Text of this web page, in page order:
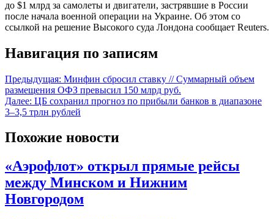
до $1 млрд за самолеты и двигатели, застрявшие в России
после начала военной операции на Украине. Об этом со
ссылкой на решение Высокого суда Лондона сообщает Reuters.
Навигация по записям
Предыдущая: Минфин сбросил ставку // Суммарный объем
размещения ОФЗ превысил 150 млрд руб.
Далее: ЦБ сохранил прогноз по прибыли банков в диапазоне
3–3,5 трлн рублей
Похожие новости
«Аэрофлот» открыл прямые рейсы
между Минском и Нижним
Новгородом